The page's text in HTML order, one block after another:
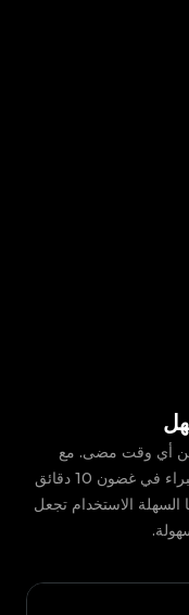
من أي وقت مضى. مع
LegitApp، يمكنك الحصول على نتائج الخبراء في غضون 10 دقائق
الاستخدام تجعل